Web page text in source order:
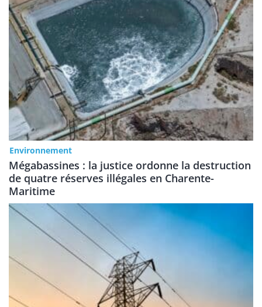
Environnement
Mégabassines : la justice ordonne la destruction
de quatre réserves illégales en Charente-
Maritime